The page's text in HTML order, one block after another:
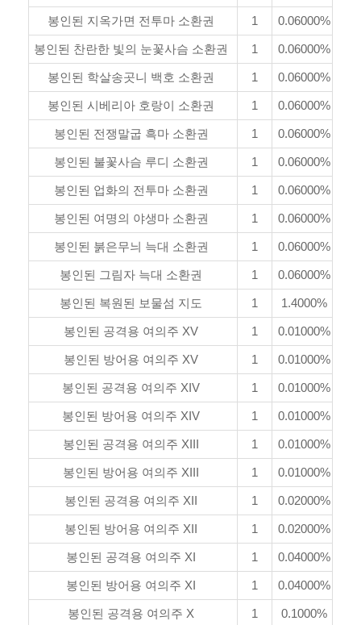
봉인된 지옥가면 전투마 소환권 1 0.06000%
봉인된 찬란한 빛의 눈꽃사슴 소환권 1 0.06000%
봉인된 학살송곳니 백호 소환권 1 0.06000%
봉인된 시베리아 호랑이 소환권 1 0.06000%
봉인된 전쟁말굽 흑마 소환권 1 0.06000%
봉인된 불꽃사슴 루디 소환권 1 0.06000%
봉인된 업화의 전투마 소환권 1 0.06000%
봉인된 여명의 야생마 소환권 1 0.06000%
봉인된 붉은무늬 늑대 소환권 1 0.06000%
봉인된 그림자 늑대 소환권 1 0.06000%
봉인된 복원된 보물섬 지도 1 1.4000%
봉인된 공격용 여의주 XV 1 0.01000%
봉인된 방어용 여의주 XV 1 0.01000%
봉인된 공격용 여의주 XIV 1 0.01000%
봉인된 방어용 여의주 XIV 1 0.01000%
봉인된 공격용 여의주 XIII 1 0.01000%
봉인된 방어용 여의주 XIII 1 0.01000%
봉인된 공격용 여의주 XII 1 0.02000%
봉인된 방어용 여의주 XII 1 0.02000%
봉인된 공격용 여의주 XI 1 0.04000%
봉인된 방어용 여의주 XI 1 0.04000%
봉인된 공격용 여의주 X 1 0.1000%